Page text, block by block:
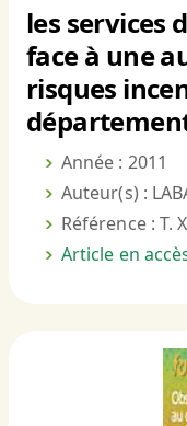
les services
face à une
risques
Année : 2011
Auteur(s) :
Référence : T.
Article en